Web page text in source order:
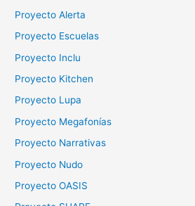
Proyecto Alerta
Proyecto Escuelas
Proyecto Inclu
Proyecto Kitchen
Proyecto Lupa
Proyecto Megafonías
Proyecto Narrativas
Proyecto Nudo
Proyecto OASIS